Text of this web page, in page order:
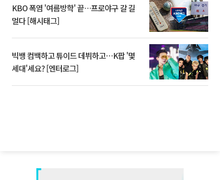
KBO 폭염 '여름방학' 끝…프로야구 갈 길
멀다 [해시태그]
빅뱅 컴백하고 튜이드 데뷔하고⋯K팝 '몇
세대'세요? [엔터로그]